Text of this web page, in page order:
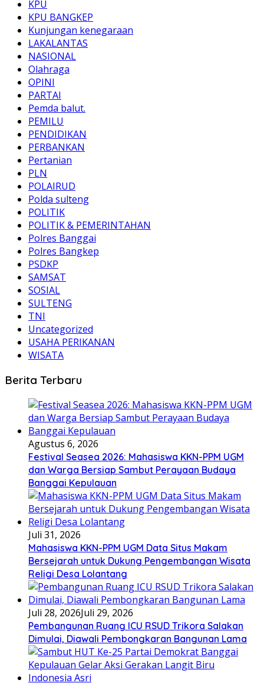
KPU
KPU BANGKEP
Kunjungan kenegaraan
LAKALANTAS
NASIONAL
Olahraga
OPINI
PARTAI
Pemda balut.
PEMILU
PENDIDIKAN
PERBANKAN
Pertanian
PLN
POLAIRUD
Polda sulteng
POLITIK
POLITIK & PEMERINTAHAN
Polres Banggai
Polres Bangkep
PSDKP
SAMSAT
SOSIAL
SULTENG
TNI
Uncategorized
USAHA PERIKANAN
WISATA
Berita Terbaru
Agustus 6, 2026
Festival Seasea 2026: Mahasiswa KKN-PPM UGM
dan Warga Bersiap Sambut Perayaan Budaya
Banggai Kepulauan
Juli 31, 2026
Mahasiswa KKN-PPM UGM Data Situs Makam
Bersejarah untuk Dukung Pengembangan Wisata
Religi Desa Lolantang
Juli 28, 2026Juli 29, 2026
Pembangunan Ruang ICU RSUD Trikora Salakan
Dimulai, Diawali Pembongkaran Bangunan Lama